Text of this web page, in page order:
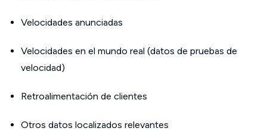
Velocidades anunciadas
Velocidades en el mundo real (datos de pruebas de
velocidad)
Retroalimentación de clientes
Otros datos localizados relevantes